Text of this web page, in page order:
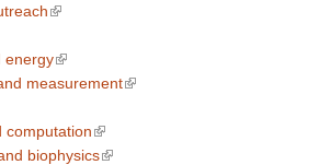
(link is external)
external)
energy(link is external)
measurement(link is external)
computation(link is external)
biophysics(link is external)